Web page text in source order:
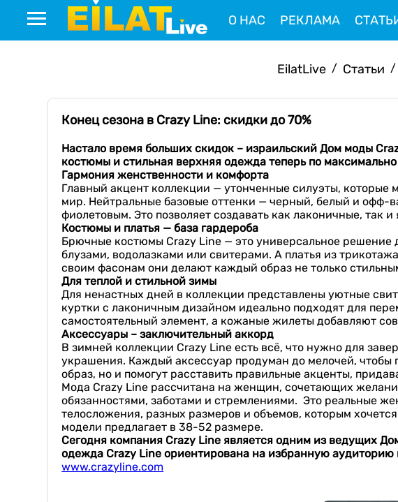
О НАС РЕКЛАМА
EilatLive / Статьи /
Конец сезона в Crazy Line: скидки до 70%
Настало время больших скидок – израильский Дом моды
костюмы истильная верхняя одежда теперь по
Гармония женственности и комфорта
Главный акцент коллекции — утонченные силуэты,
мир. Нейтральные базовые оттенки — черный, белый и
фиолетовым. Это позволяет создавать как лаконичные, так и
Костюмы и платья — база гардероба
Брючные костюмы Crazy Line — это универсальное решение
блузами, водолазками или свитерами. А платья из
своим фасонам они делают каждый образ не только
Для теплой и стильной зимы
Для ненастных дней в коллекции представлены уютные
куртки с лаконичным дизайном идеально подходят для
самостоятельный элемент, а кожаные жилеты добавляют
Аксессуары – заключительный аккорд
В зимней коллекции Crazy Line есть всё, что нужно для
украшения. Каждый аксессуар продуман до мелочей, чтобы
образ, но и помогут расставить правильные акценты,
Мода Crazy Line рассчитана на женщин, сочетающих
обязанностями, заботами и стремлениями. Это реальные
телосложения, разных размеров и объемов, которым
модели предлагает в 38-52 размере.
Сегодня компания Crazy Line является одним из ведущих
одежда Crazy Line ориентирована на избранную
www.crazyline.com